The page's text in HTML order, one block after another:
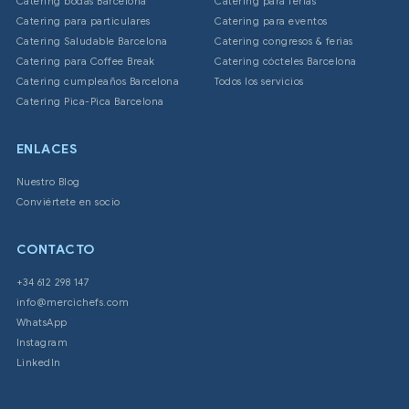
Catering para particulares
Catering Saludable Barcelona
Catering para Coffee Break
Catering cumpleaños Barcelona
Catering Pica-Pica Barcelona
Catering para eventos
Catering congresos & ferias
Catering cócteles Barcelona
Todos los servicios
ENLACES
Nuestro Blog
Conviértete en socio
CONTACTO
+34 612 298 147
info@mercichefs.com
WhatsApp
Instagram
LinkedIn